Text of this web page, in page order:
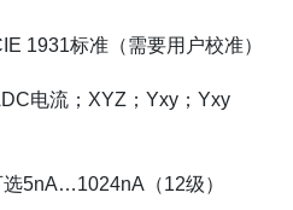
1931标准（需要用户校准）
电流；XYZ；Yxy；Yxy
5nA…1024nA（12级）